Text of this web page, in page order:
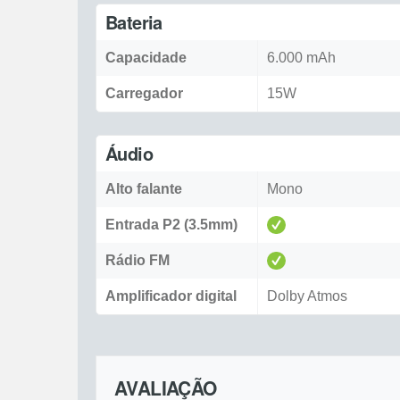
Bateria
Capacidade 6.000 mAh
Carregador 15W
Áudio
Alto falante Mono
Entrada P2 (3.5mm)
Rádio FM
Amplificador digital Dolby Atmos
AVALIAÇÃO